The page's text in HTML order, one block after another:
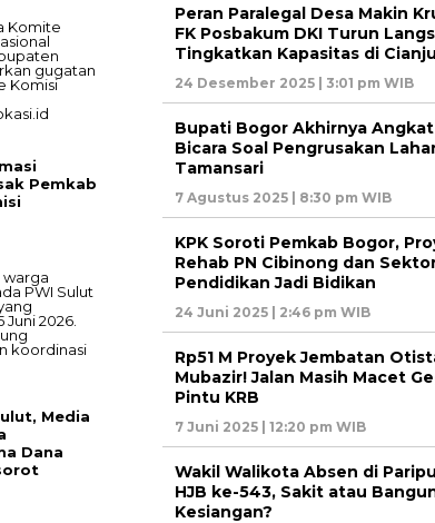
Pemkab
Media
Dana
Peran Paralegal Desa Makin
FK Posbakum DKI Turun
Tingkatkan Kapasitas di
24 Desember 2025 | 3:01 pm WIB
Bupati Bogor Akhirnya Angkat
Bicara Soal Pengrusakan
Tamansari
7 Agustus 2025 | 8:30 pm WIB
KPK Soroti Pemkab Bogor,
Rehab PN Cibinong dan
Pendidikan Jadi Bidikan
24 Juni 2025 | 2:46 pm WIB
Rp51 M Proyek Jembatan
Mubazir! Jalan Masih Macet
Pintu KRB
7 Juni 2025 | 12:20 pm WIB
Wakil Walikota Absen di
HJB ke-543, Sakit atau
Kesiangan?